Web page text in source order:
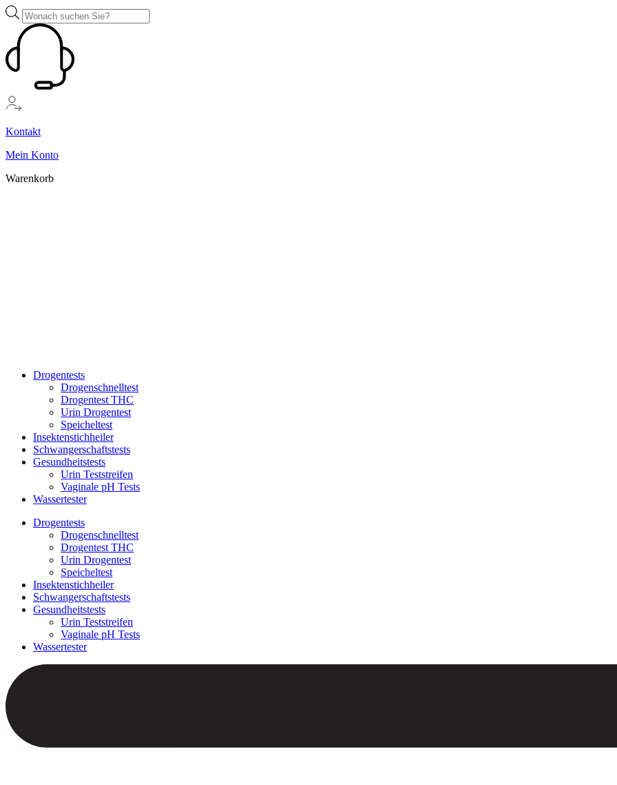
Zum
Inhalt
springen
Products
search
Kontakt
Mein Konto
Warenkorb
Drogentests
Drogenschnelltest
Drogentest THC
Urin Drogentest
Speicheltest
Insektenstichheiler
Schwangerschaftstests
Gesundheitstests
Urin Teststreifen
Vaginale pH Tests
Wassertester
Drogentests
Drogenschnelltest
Drogentest THC
Urin Drogentest
Speicheltest
Insektenstichheiler
Schwangerschaftstests
Gesundheitstests
Urin Teststreifen
Vaginale pH Tests
Wassertester